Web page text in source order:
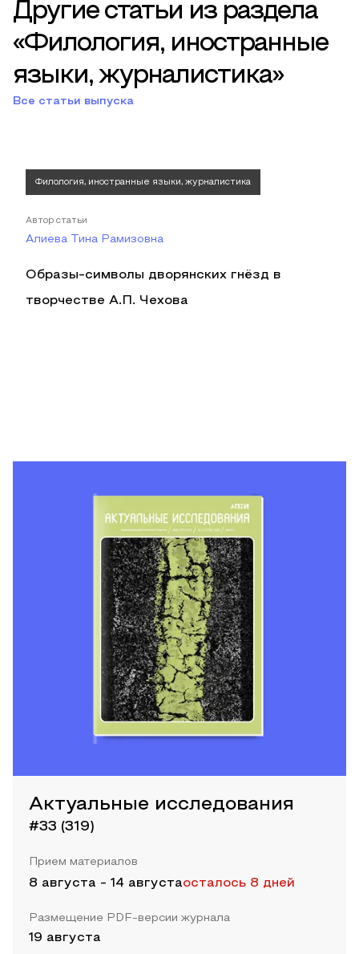
Другие статьи из раздела
«Филология, иностранные
языки, журналистика»
Все статьи выпуска
Филология, иностранные языки, журналистика
Автор статьи
Алиева Тина Рамизовна
Образы-символы дворянских гнёзд в
творчестве А.П. Чехова
Актуальные исследования
#33 (319)
Прием материалов
8 августа - 14 августаосталось 8 дней
Размещение PDF-версии журнала
19 августа